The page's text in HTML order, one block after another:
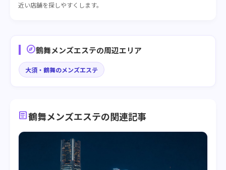
近い店舗を探しやすくします。
explore鶴舞メンズエステの周辺エリア
大須・鶴舞のメンズエステ
article鶴舞メンズエステの関連記事